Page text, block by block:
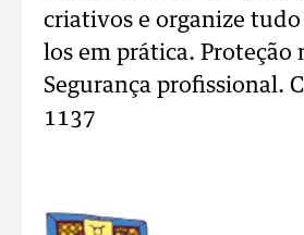
criativos e organize tudo
los em prática. Proteção
Segurança profissional.
1137